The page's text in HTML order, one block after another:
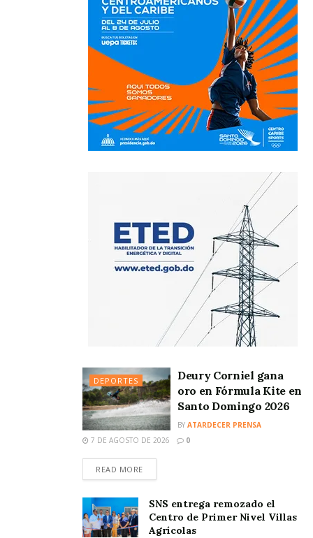
DEPORTES
Deury Corniel gana
oro en Fórmula Kite en
Santo Domingo 2026
BY ATARDECER PRENSA
7 DE AGOSTO DE 2026
0
READ MORE
SNS entrega remozado el
Centro de Primer Nivel Villas
Agrícolas